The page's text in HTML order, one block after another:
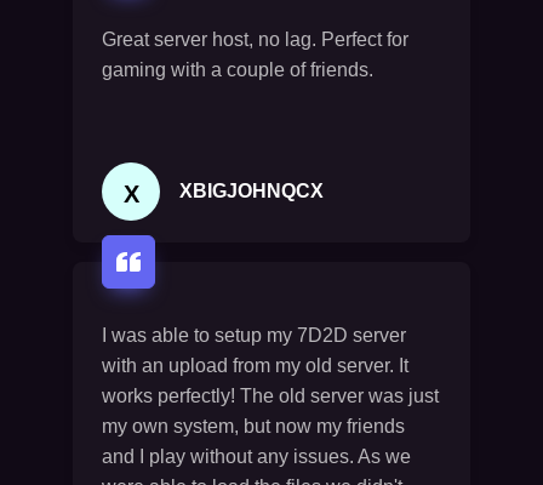
Great server host, no lag. Perfect for
gaming with a couple of friends.
X XBIGJOHNQCX
I was able to setup my 7D2D server
with an upload from my old server. It
works perfectly! The old server was just
my own system, but now my friends
and I play without any issues. As we